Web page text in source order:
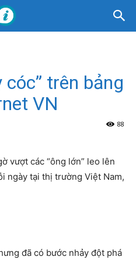
cóc” trên bảng
VN
88
vượt các “ông lớn” leo lên
ngày tại thị trường Việt Nam,
đã có bước nhảy đột phá